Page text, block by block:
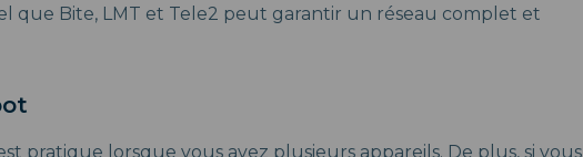
que Bite, LMT et Tele2 peut garantir un réseau complet et
pratique lorsque vous avez plusieurs appareils. De plus, si vous